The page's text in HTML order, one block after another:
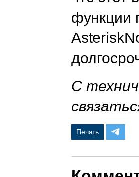
функции
С
Печать